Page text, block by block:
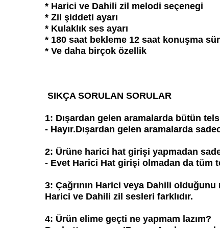
* Harici ve Dahili zil melodi seçenegi
* Zil şiddeti ayarı
* Kulaklık ses ayarı
* 180 saat bekleme 12 saat konuşma
* Ve daha birçok özellik
SIKÇA SORULAN SORULAR
1: Dışardan gelen aramalarda bütün
- Hayır.Dışardan gelen aramalarda
2: Ürüne harici hat girişi yapmadan
- Evet Harici Hat girişi olmadan da tüm
3: Çağrının Harici veya Dahili olduğunu
Harici ve Dahili zil sesleri farklıdır.
4: Ürün elime geçti ne yapmam lazım?